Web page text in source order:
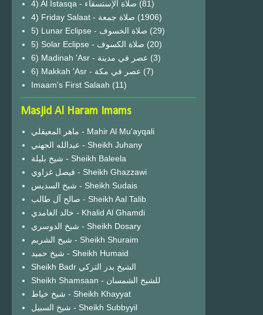
4) Al Istasqa - صلاة الإستسقاء (81)
4) Friday Salaat - صلاة جمعة (1906)
5) Lunar Eclipse - صلاة الخسوف (29)
(20)
6) Madinah 'Asr - عصر في مدينة (3)
6) Makkah 'Asr - عصر في مكة (7)
Imaam's First Salaah (11)
Masjid Al Haram Imams
ماهر المعيقلي - Mahir Al Mu'ayqali
عبدالله الجهني - Sheikh Juhany
شيخ بليلة - Sheikh Baleela
فيصل غزاوي - Sheikh Ghazzawi
شيخ السديس - Sheikh Sudais
صالح آل طالب - Sheikh Aal Talib
خالد الغامدي - Khalid Al Ghamdi
شيخ الدوسري - Sheikh Dosary
شيخ الشريم - Sheikh Shuraim
شيخ حميد - Sheikh Humaid
Sheikh Badr الشيخ بدر التركي
Sheikh Shamsaan - للشيخ الشمسان
شيخ خياط - Sheikh Khayyat
شيخ السبيل - Sheikh Subbyyil